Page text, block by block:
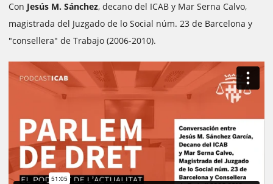
Con Jesús M. Sánchez, decano del ICAB y Mar Serna Calvo,
magistrada del Juzgado de lo Social núm. 23 de Barcelona y
"consellera" de Trabajo (2006-2010).